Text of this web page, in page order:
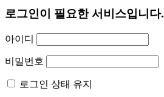
로그인이 필요한 서비스입니다.
아이디
비밀번호
로그인 상태 유지